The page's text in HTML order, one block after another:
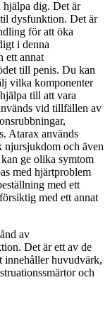
hjälpa dig. Det är
dysfunktion. Det är
för att öka
i denna
ett annat
till penis. Du kan
vilka komponenter
till att vara
vid tillfällen av
Atarax används
och även
ge olika symtom
med hjärtproblem
med ett
med ett annat
av
Det är ett av de
innehåller huvudvärk,
och